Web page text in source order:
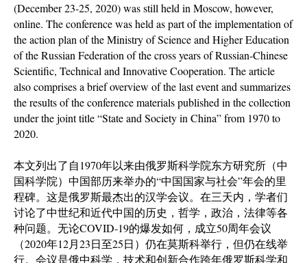
(December 23-25, 2020) was still held in Moscow, however,
online. The conference was held as part of the implementation of
the action plan of the Ministry of Science and Higher Education
of the Russian Federation of the cross years of Russian-Chinese
Scientific, Technical and Innovative Cooperation. The article
also comprises a brief overview of the last event and summarizes
the results of the conference materials published in the collection
under the joint title “State and Society in China” from 1970 to
2020.
本文列出了自1970年以来由俄罗斯科学院东方研究所（中
国科学院）中国部历来举办的“中国国家与社会”年会的里
程碑。这是俄罗斯最杰出的汉学会议。在三天内，学者们
讨论了中世纪和近代中国的历史，哲学，政治，法律等各
种问题。无论COVID-19的爆发如何，成立50周年会议
（2020年12月23日至25日）仍在莫斯科举行，但仍在线举
行。会议是俄中科学，技术和创新合作跨年俄罗斯科学和